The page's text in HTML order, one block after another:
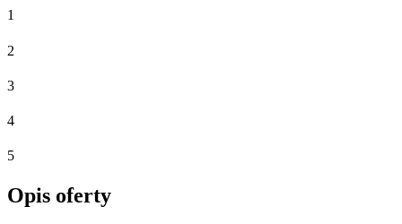
1
2
3
4
5
Opis oferty